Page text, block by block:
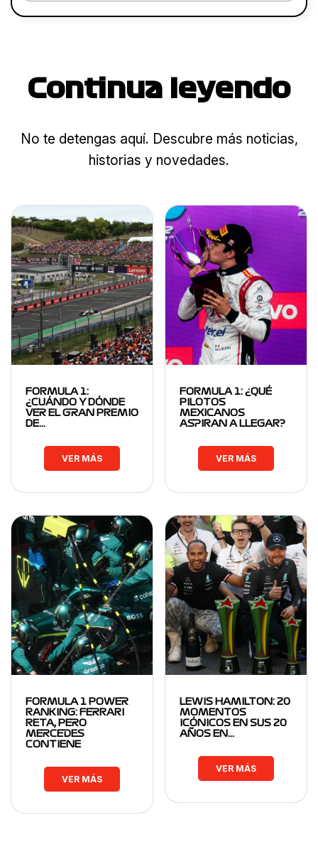
Continua leyendo
No te detengas aquí. Descubre más noticias,
historias y novedades.
FORMULA 1:
¿CUÁNDO Y DÓNDE
VER EL GRAN PREMIO
DE…
VER MÁS
FORMULA 1: ¿QUÉ
PILOTOS
MEXICANOS
ASPIRAN A LLEGAR?
VER MÁS
FORMULA 1 POWER
RANKING: FERRARI
RETA, PERO
MERCEDES
CONTIENE
VER MÁS
LEWIS HAMILTON: 20
MOMENTOS
ICÓNICOS EN SUS 20
AÑOS EN…
VER MÁS